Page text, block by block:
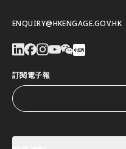
ENQUIRY@HKENGAGE.GOV.HK
訂閱電子報